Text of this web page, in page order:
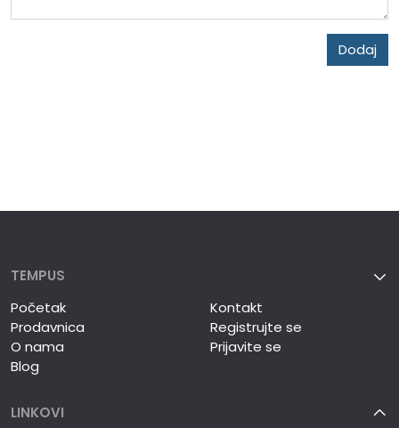
Dodaj
TEMPUS
Početak
Prodavnica
O nama
Blog
Kontakt
Registrujte se
Prijavite se
LINKOVI